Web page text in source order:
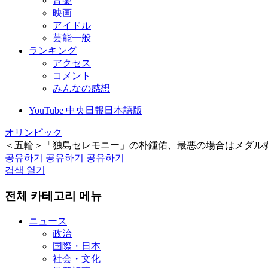
映画
アイドル
芸能一般
ランキング
アクセス
コメント
みんなの感想
YouTube 中央日報日本語版
オリンピック
＜五輪＞「独島セレモニー」の朴鍾佑、最悪の場合はメダル
공유하기
공유하기
공유하기
검색 열기
전체 카테고리 메뉴
ニュース
政治
国際・日本
社会・文化